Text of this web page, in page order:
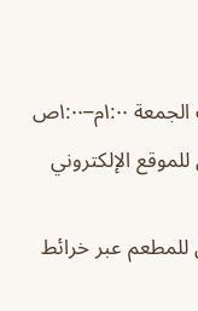
الإلكتروني
للمطعم عبر خرائط